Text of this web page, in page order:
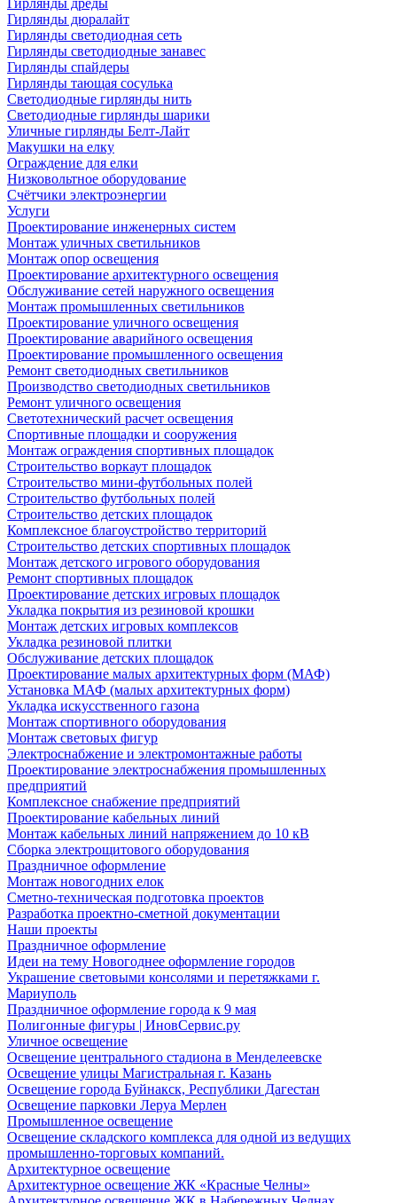
Гирлянды дреды
Гирлянды дюралайт
Гирлянды светодиодная сеть
Гирлянды светодиодные занавес
Гирлянды спайдеры
Гирлянды тающая сосулька
Светодиодные гирлянды нить
Светодиодные гирлянды шарики
Уличные гирлянды Белт-Лайт
Макушки на елку
Ограждение для елки
Низковольтное оборудование
Счётчики электроэнергии
Услуги
Проектирование инженерных систем
Монтаж уличных светильников
Монтаж опор освещения
Проектирование архитектурного освещения
Обслуживание сетей наружного освещения
Монтаж промышленных светильников
Проектирование уличного освещения
Проектирование аварийного освещения
Проектирование промышленного освещения
Ремонт светодиодных светильников
Производство светодиодных светильников
Ремонт уличного освещения
Светотехнический расчет освещения
Спортивные площадки и сооружения
Монтаж ограждения спортивных площадок
Строительство воркаут площадок
Строительство мини-футбольных полей
Строительство футбольных полей
Строительство детских площадок
Комплексное благоустройство территорий
Строительство детских спортивных площадок
Монтаж детского игрового оборудования
Ремонт спортивных площадок
Проектирование детских игровых площадок
Укладка покрытия из резиновой крошки
Монтаж детских игровых комплексов
Укладка резиновой плитки
Обслуживание детских площадок
Проектирование малых архитектурных форм (МАФ)
Установка МАФ (малых архитектурных форм)
Укладка искусственного газона
Монтаж спортивного оборудования
Монтаж световых фигур
Электроснабжение и электромонтажные работы
Проектирование электроснабжения промышленных
предприятий
Комплексное снабжение предприятий
Проектирование кабельных линий
Монтаж кабельных линий напряжением до 10 кВ
Сборка электрощитового оборудования
Праздничное оформление
Монтаж новогодних елок
Сметно-техническая подготовка проектов
Разработка проектно-сметной документации
Наши проекты
Праздничное оформление
Идеи на тему Новогоднее оформление городов
Украшение световыми консолями и перетяжками г.
Мариуполь
Праздничное оформление города к 9 мая
Полигонные фигуры | ИновСервис.ру
Уличное освещение
Освещение центрального стадиона в Менделеевске
Освещение улицы Магистральная г. Казань
Освещение города Буйнакск, Республики Дагестан
Освещение парковки Леруа Мерлен
Промышленное освещение
Освещение складского комплекса для одной из ведущих
промышленно-торговых компаний.
Архитектурное освещение
Архитектурное освещение ЖК «Красные Челны»